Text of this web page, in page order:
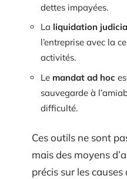
dettes impayées.
La liquidation
l’entreprise avec la
activités.
Le mandat ad hoc
sauvegarde à
difficulté.
Ces outils ne sont
mais des moyens
précis sur les